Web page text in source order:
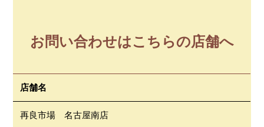
お問い合わせはこちらの店舗へ
店舗名
再良市場 名古屋南店